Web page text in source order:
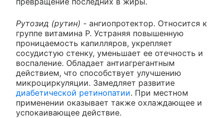
Рутозид (рутин) - ангиопротектор. Относится к
группе витамина P. Устраняя повышенную
проницаемость капилляров, укрепляет
сосудистую стенку, уменьшает ее отечность и
воспаление. Обладает антиагрегантным
действием, что способствует улучшению
микроциркуляции. Замедляет развитие
диабетической ретинопатии. При местном
применении оказывает также охлаждающее и
успокаивающее действие.